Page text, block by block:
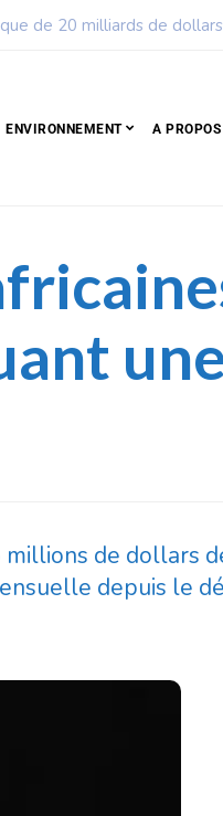
ENVIRONNEMENT A
de dollars
depuis le